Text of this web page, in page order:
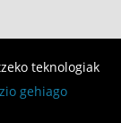
teknologiak
gehiago